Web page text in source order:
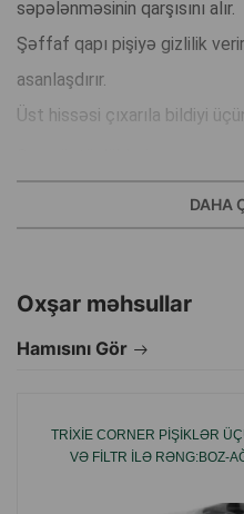
səpələnməsinin qarşısını alır.
Şəffaf qapı pişiyə gizlilik
asanlaşdırır.
Üst hissəsi çıxarıla bildiyi
Şəffaf qapı gizlilik təmin edir.
Daşımaq üçün rahat tutacağı
Material:plastik.
DAHA
Oxşar məhsullar
Hamısını Gör
TRIXIE CORNER PIŞIKLƏR
VƏ FILTR ILƏ RƏNG:BOZ-